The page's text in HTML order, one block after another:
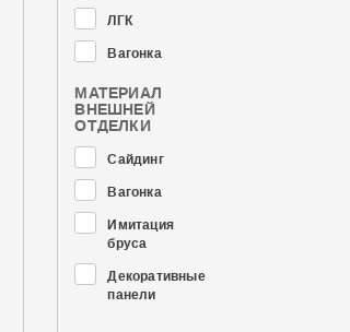
ЛГК
Вагонка
МАТЕРИАЛ
ВНЕШНЕЙ
ОТДЕЛКИ
Сайдинг
Вагонка
Имитация
бруса
Декоративные
панели